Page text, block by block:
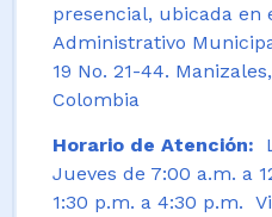
presencial, ubicada en
Administrativo
19 No. 21-44.
Colombia
Horario de Atención:
Jueves de 7:00 a.m. a
1:30 p.m. a 4:30 p.m.